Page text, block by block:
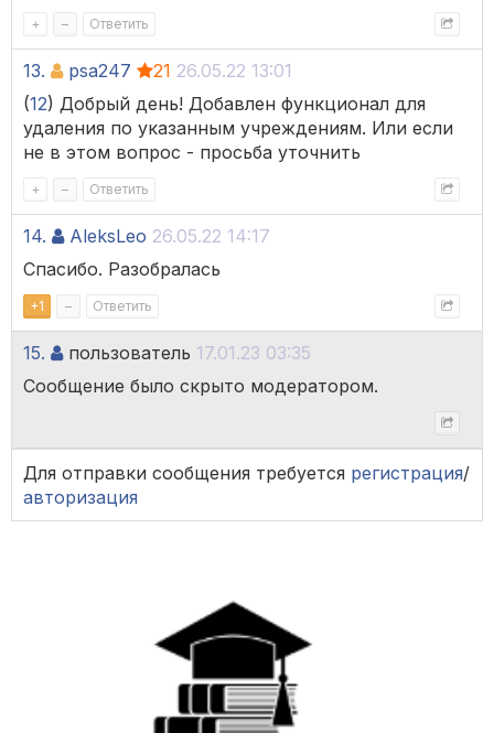
+ – Ответить
13. psa247 21 26.05.22 13:01
(12) Добрый день! Добавлен функционал для
удаления по указанным учреждениям. Или если
не в этом вопрос - просьба уточнить
+ – Ответить
14. AleksLeo 26.05.22 14:17
Спасибо. Разобралась
+1 – Ответить
15. пользователь 17.01.23 03:35
Сообщение было скрыто модератором.
Для отправки сообщения требуется регистрация/
авторизация